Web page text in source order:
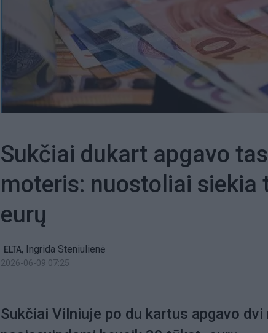
Sukčiai dukart apgavo
moteris: nuostoliai siekia
eurų
ELTA, Ingrida Steniulienė
2026-06-09 07:25
Sukčiai Vilniuje po du kartus apgavo